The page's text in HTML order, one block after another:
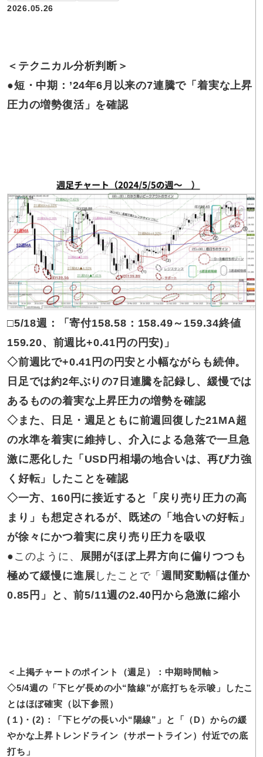
2026.05.26
＜テクニカル分析判断＞
●短・中期：’24年6月以来の7連騰で「着実な上昇
圧力の増勢復活」を確認
□5/18週：「寄付158.58 ： 158.49～159.34終値
159.20、 前週比+0.41円 の 円安) 」
◇前週比で+0.41円の円安と小幅ながらも続伸。
日足では約2年ぶりの7日連騰を記録し、緩慢では
あるものの着実な上昇圧力の増勢を確認
◇また、
日足・週足ともに前週回復した21MA超
の水準を着実に維持し、介入による急落で一旦急
激に悪化した「USD円相場の地合いは、再び力強
く好転」したことを確認
◇一方、 160円に接近すると「戻り売り圧力の高
まり」も想定されるが、既述の「地合いの好転」
が徐々にかつ着実に戻り売り圧力を吸収
● このように、
展開がほぼ上昇方向に偏りつつも
極めて緩慢に進展 したことで「週間変動幅は僅か
0.85円」と、前5/11週の2.40円から急激に縮小
＜上掲チャートのポイント（週足）：中期時間軸＞
◇5/4週の 「下ヒゲ長めの小“陰線”が底打ちを示唆」したこ
とはほぼ確実（以下参照）
(１)・(2)：
「下ヒゲの長い小“陽線”」と「（D）からの緩
やかな上昇トレンドライン（サポートライン）付近での底
打ち」